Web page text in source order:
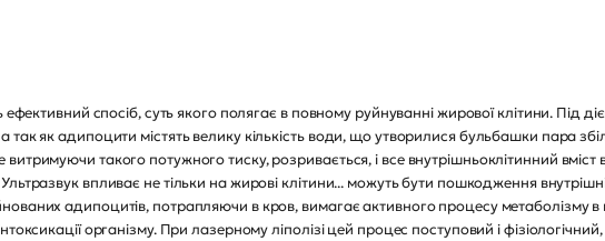
ефективний спосіб, суть якого полягає в повному руйнуванні жирової клітини. Під
так як адипоцити містять велику кількість води, що утворилися бульбашки пара
такого потужного тиску, розривається, і все внутрішньоклітинний вміст
впливає не тільки на жирові клітини... можуть бути пошкодження
адипоцитів, потрапляючи в кров, вимагає активного процесу метаболізму в
організму. При лазерному ліполізі цей процес поступовий і